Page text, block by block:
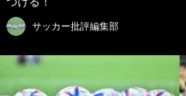
サッカー批評編集部